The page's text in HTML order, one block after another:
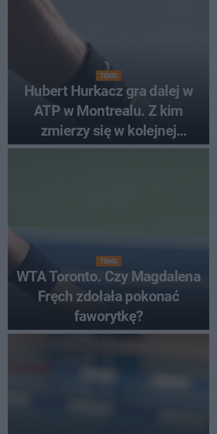
TENIS
Hubert Hurkacz gra dalej w
ATP w Montrealu. Z kim
zmierzy się w kolejnej
rundzie?
TENIS
WTA Toronto. Czy Magdalena
Fręch zdołała pokonać
faworytkę?